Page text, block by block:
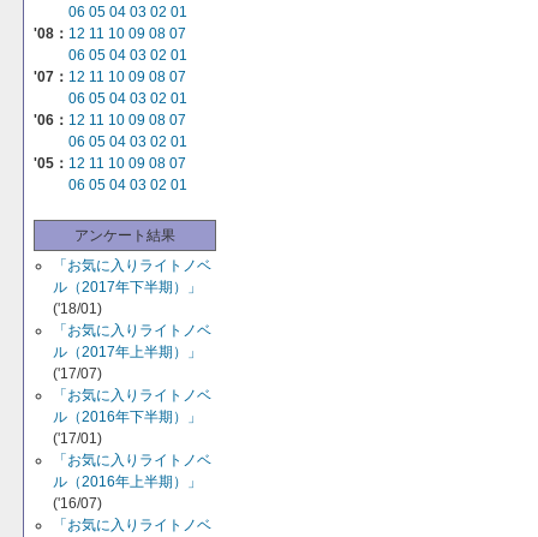
06 05 04 03 02 01
'08： 12 11 10 09 08 07
06 05 04 03 02 01
'07： 12 11 10 09 08 07
06 05 04 03 02 01
'06： 12 11 10 09 08 07
06 05 04 03 02 01
'05： 12 11 10 09 08 07
06 05 04 03 02 01
アンケート結果
「お気に入りライトノベ
ル（2017年下半期）」
('18/01)
「お気に入りライトノベ
ル（2017年上半期）」
('17/07)
「お気に入りライトノベ
ル（2016年下半期）」
('17/01)
「お気に入りライトノベ
ル（2016年上半期）」
('16/07)
「お気に入りライトノベ